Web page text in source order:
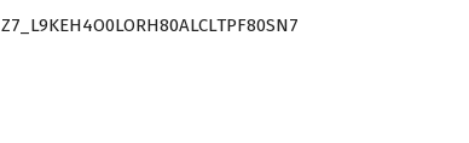
Z7_L9KEH4O0LORH80ALCLTPF80SN7